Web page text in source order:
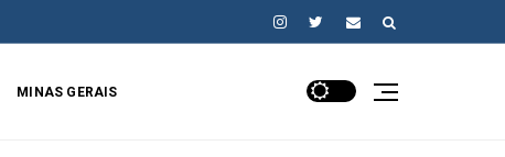
MINAS GERAIS